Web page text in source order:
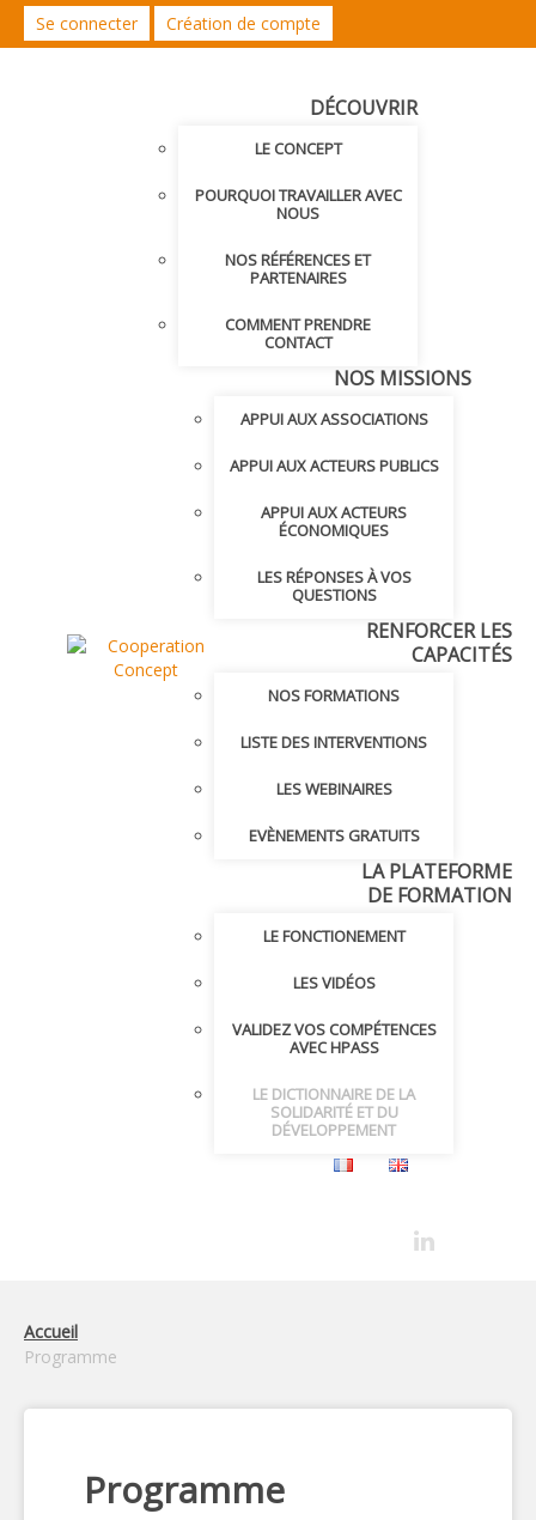
Se connecter Création de compte
DÉCOUVRIR
LE CONCEPT
POURQUOI TRAVAILLER AVEC
NOUS
NOS RÉFÉRENCES ET
PARTENAIRES
COMMENT PRENDRE
CONTACT
NOS MISSIONS
APPUI AUX ASSOCIATIONS
APPUI AUX ACTEURS PUBLICS
APPUI AUX ACTEURS
ÉCONOMIQUES
LES RÉPONSES À VOS
QUESTIONS
RENFORCER LES
CAPACITÉS
NOS FORMATIONS
LISTE DES INTERVENTIONS
LES WEBINAIRES
EVÈNEMENTS GRATUITS
LA PLATEFORME
DE FORMATION
LE FONCTIONEMENT
LES VIDÉOS
VALIDEZ VOS COMPÉTENCES
AVEC HPASS
LE DICTIONNAIRE DE LA
SOLIDARITÉ ET DU
DÉVELOPPEMENT
Accueil
Programme
Programme